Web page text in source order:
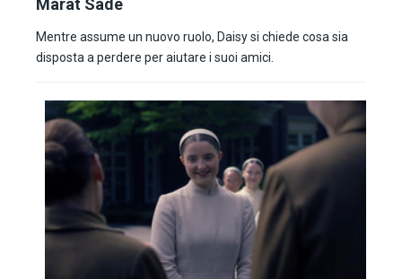
Marat Sade
Mentre assume un nuovo ruolo, Daisy si chiede cosa sia
disposta a perdere per aiutare i suoi amici.